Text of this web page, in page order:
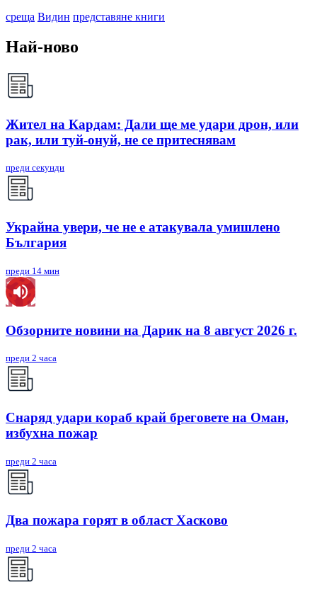
среща Видин представяне книги
Най-ново
Жител на Кардам: Дали ще ме удари дрон, или
рак, или туй-онуй, не се притеснявам
преди секунди
Украйна увери, че не е атакувала умишлено
България
преди 14 мин
Обзорните новини на Дарик на 8 август 2026 г.
преди 2 часа
Снаряд удари кораб край бреговете на Оман,
избухна пожар
преди 2 часа
Два пожара горят в област Хасково
преди 2 часа